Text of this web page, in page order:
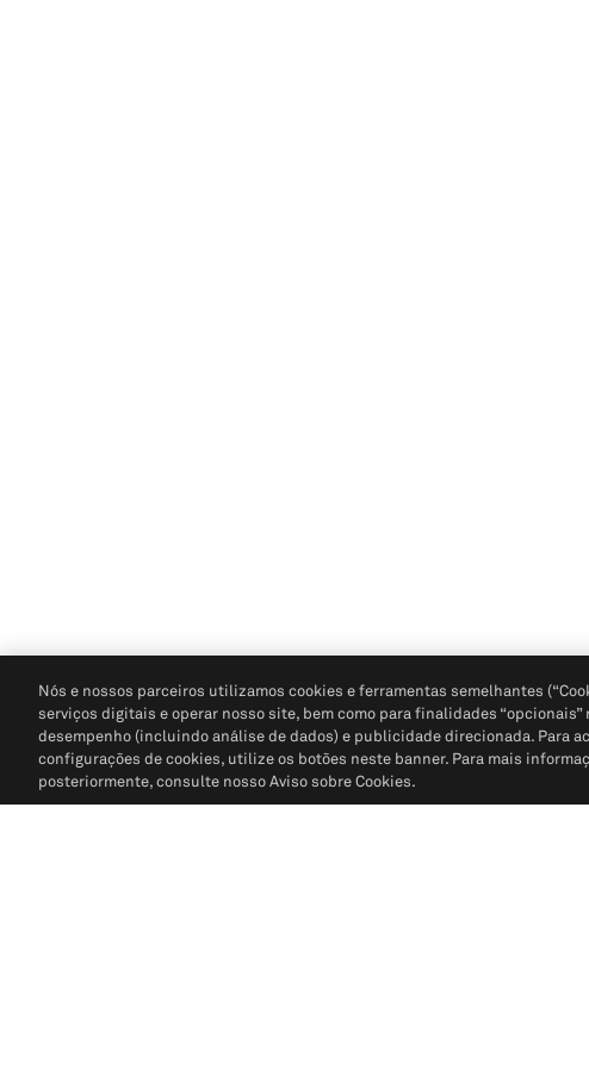
Nós e nossos parceiros utilizamos cookies e ferramentas semelhantes
serviços digitais e operar nosso site, bem como para finalidades
desempenho (incluindo análise de dados) e publicidade direcionada. Para
configurações de cookies, utilize os botões neste banner. Para mais
posteriormente, consulte nosso Aviso sobre Cookies.